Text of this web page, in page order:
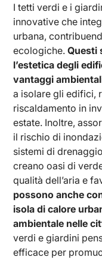
I tetti verdi e i
innovative che
urbana,
ecologiche. Questi
l’estetica degli
vantaggi
a isolare gli edifici,
riscaldamento in
estate. Inoltre,
il rischio di
sistemi di
creano oasi di
qualità dell’aria e
possono anche
isola di calore
ambientale nelle
verdi e giardini
efficace per